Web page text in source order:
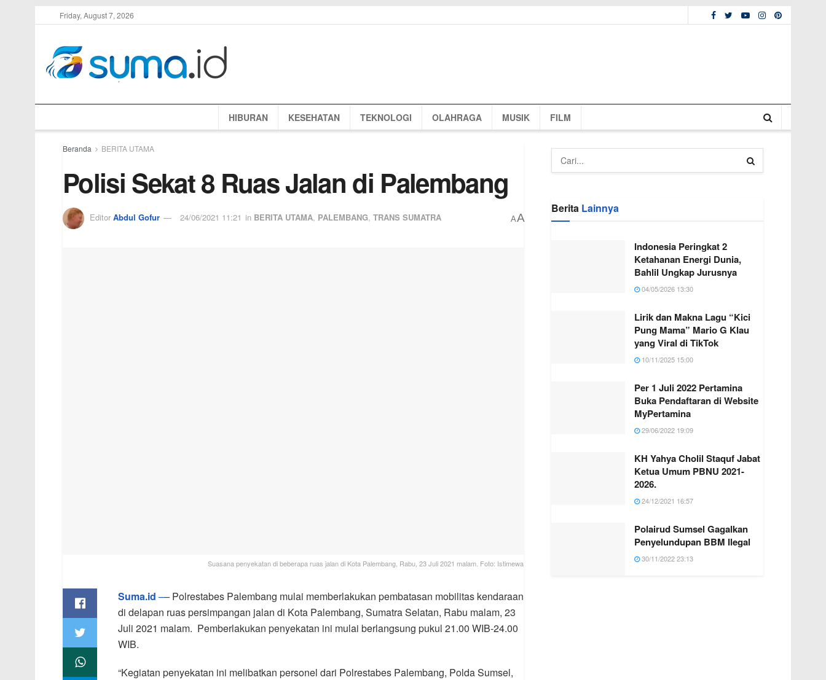
Friday, August 7, 2026
HIBURAN KESEHATAN TEKNOLOGI OLAHRAGA MUSIK FILM
Beranda BERITA UTAMA
Polisi Sekat 8 Ruas Jalan di Palembang
Editor Abdul Gofur 24/06/2021 11:21 in BERITA UTAMA, PALEMBANG, TRANS SUMATRA AA
Suasana penyekatan di beberapa ruas jalan di Kota Palembang, Rabu, 23 Juli 2021 malam. Foto: Istimewa
Suma.id –– Polrestabes Palembang mulai memberlakukan pembatasan mobilitas kendaraan
di delapan ruas persimpangan jalan di Kota Palembang, Sumatra Selatan, Rabu malam, 23
Juli 2021 malam. Pemberlakukan penyekatan ini mulai berlangsung pukul 21.00 WIB-24.00
WIB.
“Kegiatan penyekatan ini melibatkan personel dari Polrestabes Palembang, Polda Sumsel,
Berita Lainnya
Indonesia Peringkat 2
Ketahanan Energi Dunia,
Bahlil Ungkap Jurusnya
04/05/2026 13:30
Lirik dan Makna Lagu “Kici
Pung Mama” Mario G Klau
yang Viral di TikTok
10/11/2025 15:00
Per 1 Juli 2022 Pertamina
Buka Pendaftaran di Website
MyPertamina
29/06/2022 19:09
KH Yahya Cholil Staquf Jabat
Ketua Umum PBNU 2021-
2026.
24/12/2021 16:57
Polairud Sumsel Gagalkan
Penyelundupan BBM Ilegal
30/11/2022 23:13